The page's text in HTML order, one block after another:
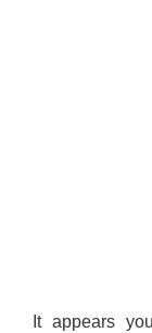
It appears